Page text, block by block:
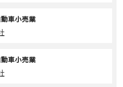
車小売業
車小売業